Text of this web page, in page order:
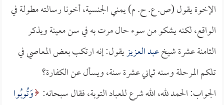
الإخوة يقول (ص. ع. ح. م) يمني الجنسية، أخونا رسالته مطولة في
الواقع، لكنه يشكو من سوء حال مرت به في سن معينة ويذكر
الثامنة عشرة شيخعبد العزيزيقول: إنه ارتكب بعض المعاصي في
تلكم المرحلة وسنه ثماني عشرة سنة، ويسأل عن الكفارة؟
الجواب: الحمد لله، الله شرع للعباد التوبة، فقال سبحانه: وَتُوبُوا